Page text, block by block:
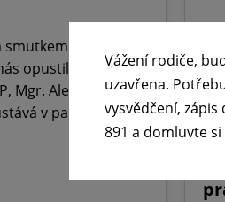
smutkem
opustila Paní
Mgr. Alena
v paměti,
Vážení rodiče,
uzavřena.
vysvědčení,
891 a domluvte